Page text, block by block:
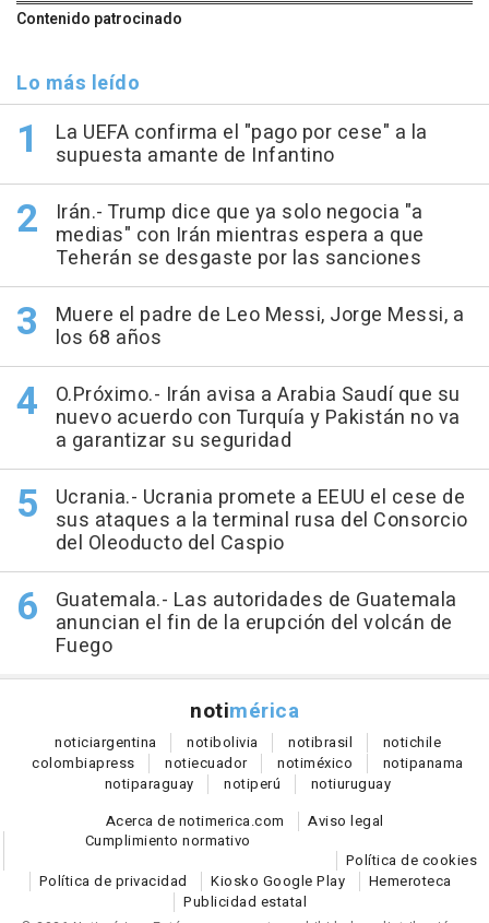
Contenido patrocinado
Lo más leído
La UEFA confirma el "pago por cese" a la
supuesta amante de Infantino
Irán.- Trump dice que ya solo negocia "a
medias" con Irán mientras espera a que
Teherán se desgaste por las sanciones
Muere el padre de Leo Messi, Jorge Messi, a
los 68 años
O.Próximo.- Irán avisa a Arabia Saudí que su
nuevo acuerdo con Turquía y Pakistán no va
a garantizar su seguridad
Ucrania.- Ucrania promete a EEUU el cese de
sus ataques a la terminal rusa del Consorcio
del Oleoducto del Caspio
Guatemala.- Las autoridades de Guatemala
anuncian el fin de la erupción del volcán de
Fuego
notimérica
noticiargentina notibolivia notibrasil notichile
colombiapress notiecuador notiméxico notipanama
notiparaguay notiperú notiuruguay
Acerca de notimerica.com
Aviso legal
Cumplimiento normativo
Política de cookies
Política de privacidad
Kiosko Google Play
Hemeroteca
Publicidad estatal